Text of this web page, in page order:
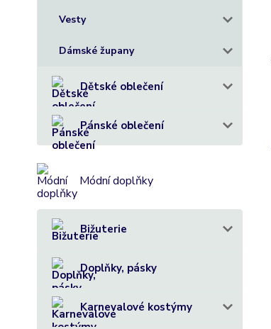
Vesty
Dámské župany
Dětské oblečení
Pánské oblečení
Módní doplňky
Bižuterie
Doplňky, pásky
Karnevalové kostýmy